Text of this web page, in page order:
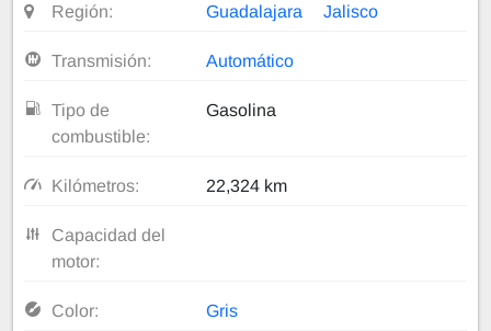
Región: Guadalajara Jalisco
Transmisión: Automático
Tipo de
combustible:
Gasolina
Kilómetros: 22,324 km
Capacidad del
motor:
Color: Gris